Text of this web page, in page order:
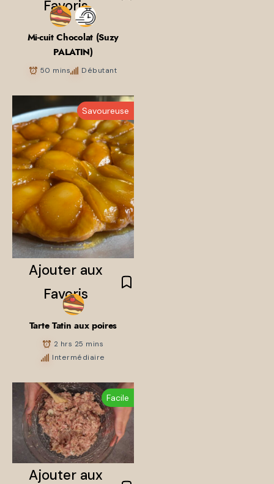
Mi-cuit Chocolat (Suzy
PALATIN)
50 mins Débutant
Ajouter aux
Favoris
Savoureuse
Tarte Tatin aux poires
2 hrs 25 mins
Intermédiaire
Ajouter aux
Favoris
Facile
Ajouter aux
Favoris